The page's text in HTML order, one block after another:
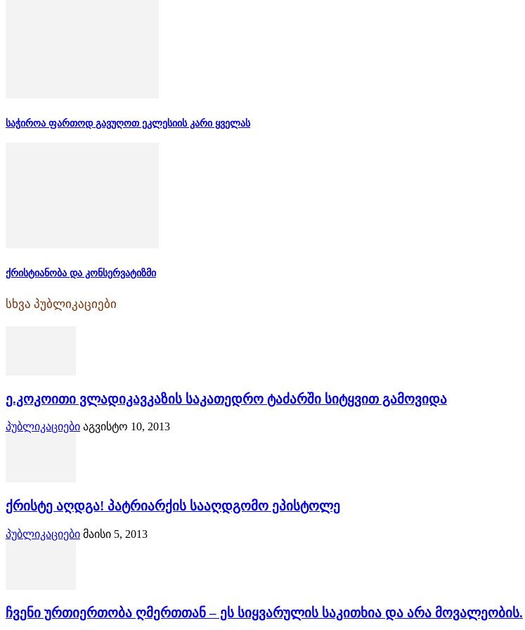
საჭიროა ფართოდ გავუღოთ ეკლესიის კარი ყველას
ქრისტიანობა და კონსერვატიზმი
სხვა პუბლიკაციები
ე.კოკოითი ვლადიკავკაზის საკათედრო ტაძარში სიტყვით გამოვიდა
პუბლიკაციები აგვისტო 10, 2013
ქრისტე აღდგა! პატრიარქის სააღდგომო ეპისტოლე
პუბლიკაციები მაისი 5, 2013
ჩვენი ურთიერთობა ღმერთთან – ეს სიყვარულის საკითხია და არა მოვალეობის.